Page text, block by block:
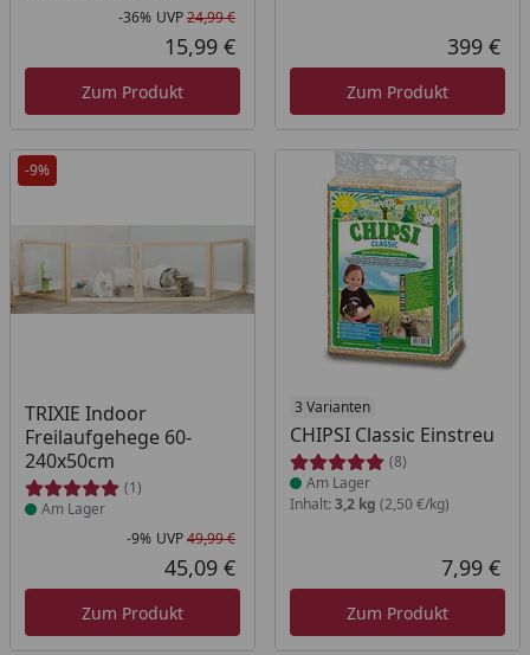
Rabatt in Prozent
-36%
Ursprünglicher Preis
UVP24,99 €
Aktueller Preis
15,99 €
Zum Produkt
399 €
Zum Produkt
-9%
TRIXIE Indoor
Freilaufgehege 60-
240x50cm
(1)
Produkt am Lager
Am Lager
Rabatt in Prozent
-9%
Ursprünglicher Preis
UVP49,99 €
Aktueller Preis
45,09 €
Zum Produkt
3 Varianten
CHIPSI Classic Einstreu
(8)
Produkt am Lager
Am Lager
Inhalt: 3,2 kg (2,50 €/kg)
7,99 €
Zum Produkt